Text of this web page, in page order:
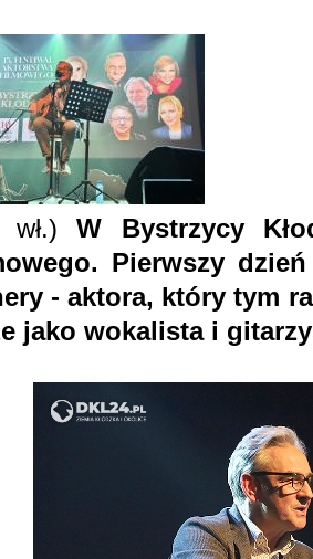
wł.)W Bystrzycy
Pierwszy
- aktora, który tym
jako wokalista i